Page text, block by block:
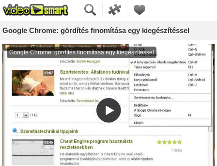
Google Chrome: gördítés finomítása egy kiegészítéssel